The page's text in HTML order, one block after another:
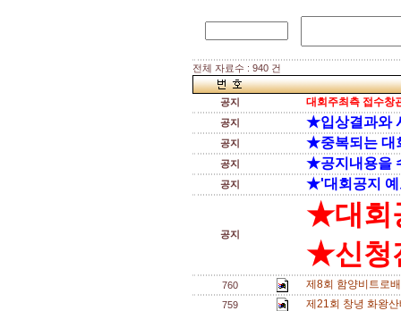
전체 자료수 : 940 건
공지 대회주최측 접수창
공지 ★입상결과와
공지 ★중복되는 대
공지 ★공지내용을
공지 ★'대회공지 예
공지
★대회
★신청
760 제8회 함양비트로
759 제21회 창녕 화왕